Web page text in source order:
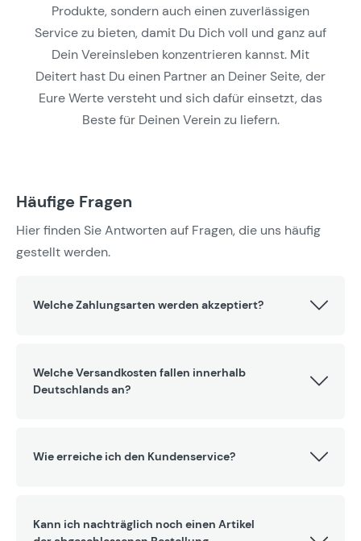
Produkte, sondern auch einen zuverlässigen
Service zu bieten, damit Du Dich voll und ganz auf
Dein Vereinsleben konzentrieren kannst. Mit
Deitert hast Du einen Partner an Deiner Seite, der
Eure Werte versteht und sich dafür einsetzt, das
Beste für Deinen Verein zu liefern.
Häufige Fragen
Hier finden Sie Antworten auf Fragen, die uns häufig
gestellt werden.
Welche Zahlungsarten werden akzeptiert?
Welche Versandkosten fallen innerhalb
Deutschlands an?
Wie erreiche ich den Kundenservice?
Kann ich nachträglich noch einen Artikel